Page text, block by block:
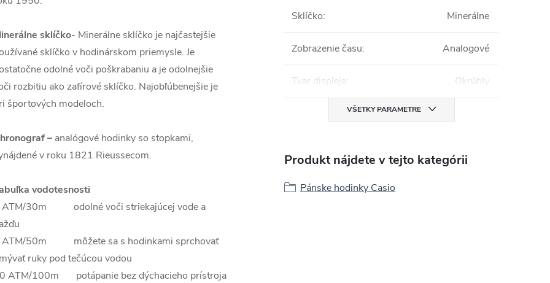
sklíčko- Minerálne sklíčko je najčastejšie
sklíčko v hodinárskom priemysle. Je
odolné voči poškrabaniu a je odolnejšie
rozbitiu ako zafírové sklíčko. Najobľúbenejšie je
športových modeloch.
– analógové hodinky so stopkami,
v roku 1821 Rieussecom.
vodotesnosti
ATM/30m odolné voči striekajúcej vode a
ATM/50m môžete sa s hodinkami sprchovať
ruky pod tečúcou vodou
ATM/100m potápanie bez dýchacieho prístroja
Sklíčko: Minerálne
Zobrazenie času: Analogové
Tvar displeja: Okrúhly
VŠETKY PARAMETRE
Produkt nájdete v tejto kategórii
Pánske hodinky Casio